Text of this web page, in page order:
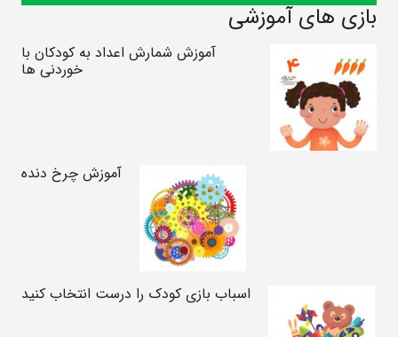
بازی های آموزشی
آموزش شمارش اعداد به کودکان با
خوردنی ها
آموزش چرخ دنده
اسباب بازی کودک را درست انتخاب کنید